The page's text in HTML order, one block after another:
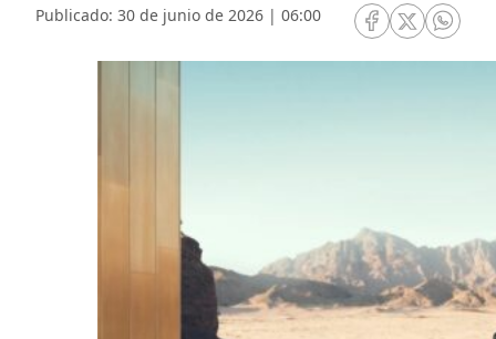
Publicado: 30 de junio de 2026 | 06:00
RRSS Facebook
RRSSRRSS